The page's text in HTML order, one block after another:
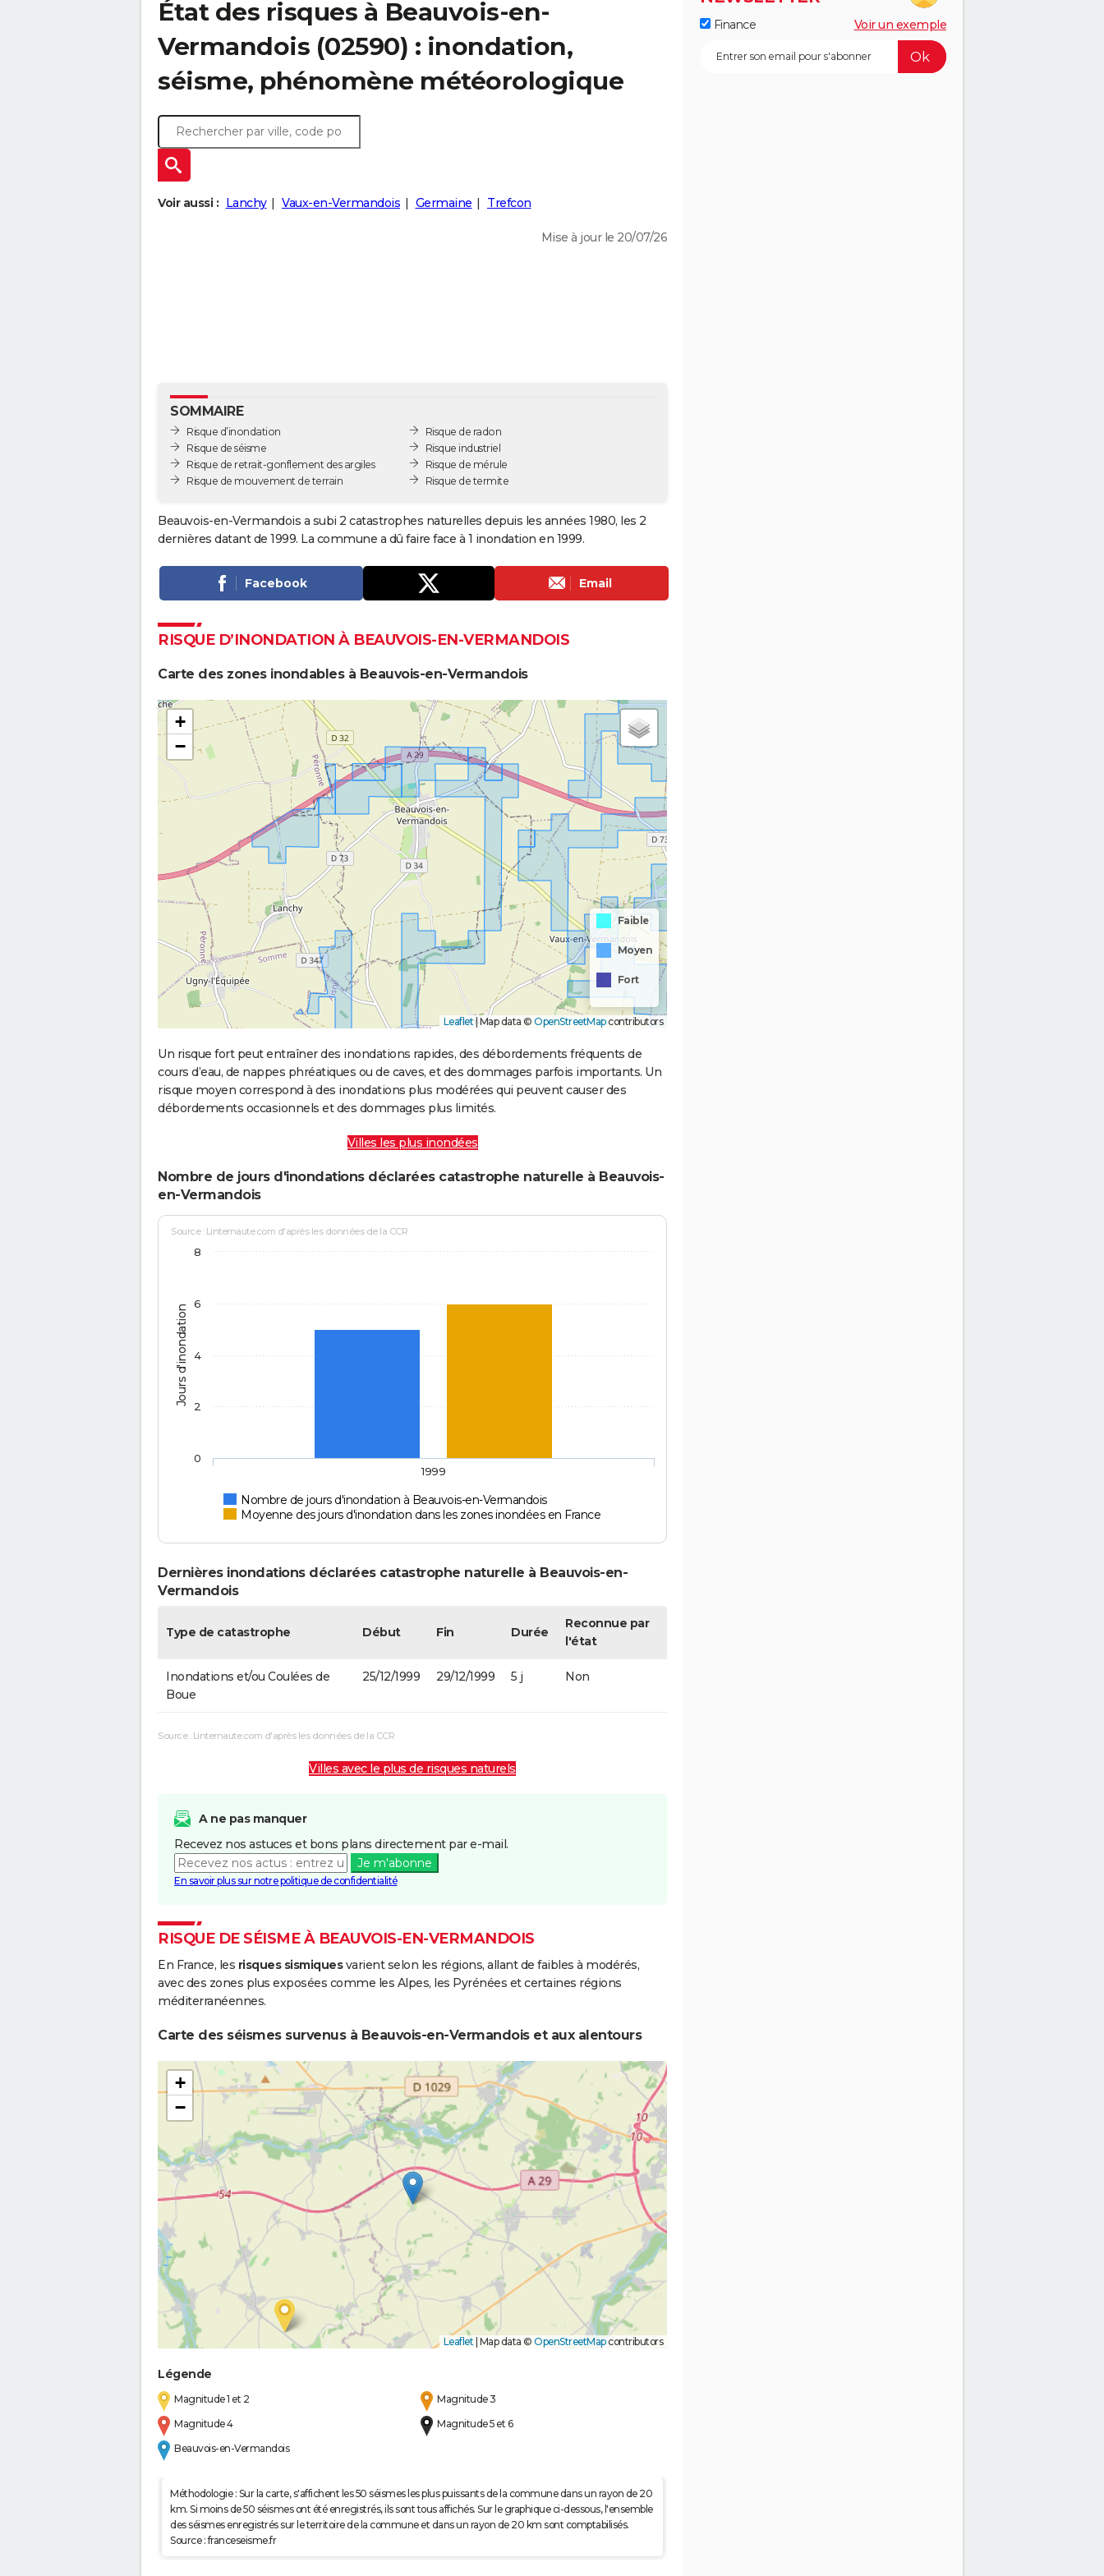
État des risques à Beauvois-en-
Vermandois (02590) : inondation,
séisme, phénomène météorologique
Voir aussi : Lanchy Vaux-en-Vermandois Germaine Trefcon
Mise à jour le 20/07/26
SOMMAIRE
Risque d’inondation
Risque de séisme
Risque de retrait-gonflement des argiles
Risque de mouvement de terrain
Risque de radon
Risque industriel
Risque de mérule
Risque de termite
Beauvois-en-Vermandois a subi 2 catastrophes naturelles depuis les années 1980, les 2
dernières datant de 1999. La commune a dû faire face à 1 inondation en 1999.
Facebook Email
RISQUE D’INONDATION À BEAUVOIS-EN-VERMANDOIS
Carte des zones inondables à Beauvois-en-Vermandois
+
−
Faible
Moyen
Fort
Leaflet|Map data © OpenStreetMapcontributors
Un risque fort peut entraîner des inondations rapides, des débordements fréquents de
cours d’eau, de nappes phréatiques ou de caves, et des dommages parfois importants. Un
risque moyen correspond à des inondations plus modérées qui peuvent causer des
débordements occasionnels et des dommages plus limités.
Villes les plus inondées
Nombre de jours d'inondations déclarées catastrophe naturelle à Beauvois-
en-Vermandois
Jours d'inondation
Source : Linternaute.com d'après les données de la CCR
Nombre de jours d'inondation à Beauvois-en-Vermandois
Moyenne des jours d'inondation dans les zones inondées en France
1999
0
2
4
6
8
Dernières inondations déclarées catastrophe naturelle à Beauvois-en-
Vermandois
Type de catastrophe Début Fin Durée
Reconnue par
l'état
Inondations et/ou Coulées de
Boue
25/12/1999 29/12/1999 5 j Non
Source : Linternaute.com d'après les données de la CCR
Villes avec le plus de risques naturels
A ne pas manquer
Recevez nos astuces et bons plans directement par e-mail.
Je m'abonne
En savoir plus sur notre politique de confidentialité
RISQUE DE SÉISME À BEAUVOIS-EN-VERMANDOIS
En France, les risques sismiquesvarient selon les régions, allant de faibles à modérés,
avec des zones plus exposées comme les Alpes, les Pyrénées et certaines régions
méditerranéennes.
Carte des séismes survenus à Beauvois-en-Vermandois et aux alentours
+
−
Leaflet Map data © OpenStreetMapcontributors
Légende
Magnitude 1 et 2
Magnitude 3
Magnitude 4
Magnitude 5 et 6
Beauvois-en-Vermandois
Méthodologie : Sur la carte, s'affichent les 50 séismes les plus puissants de la commune dans un rayon de 20
km. Si moins de 50 séismes ont été enregistrés, ils sont tous affichés. Sur le graphique ci-dessous, l'ensemble
des séismes enregistrés sur le territoire de la commune et dans un rayon de 20 km sont comptabilisés.
Source : franceseisme.fr
Finance Voir un exemple